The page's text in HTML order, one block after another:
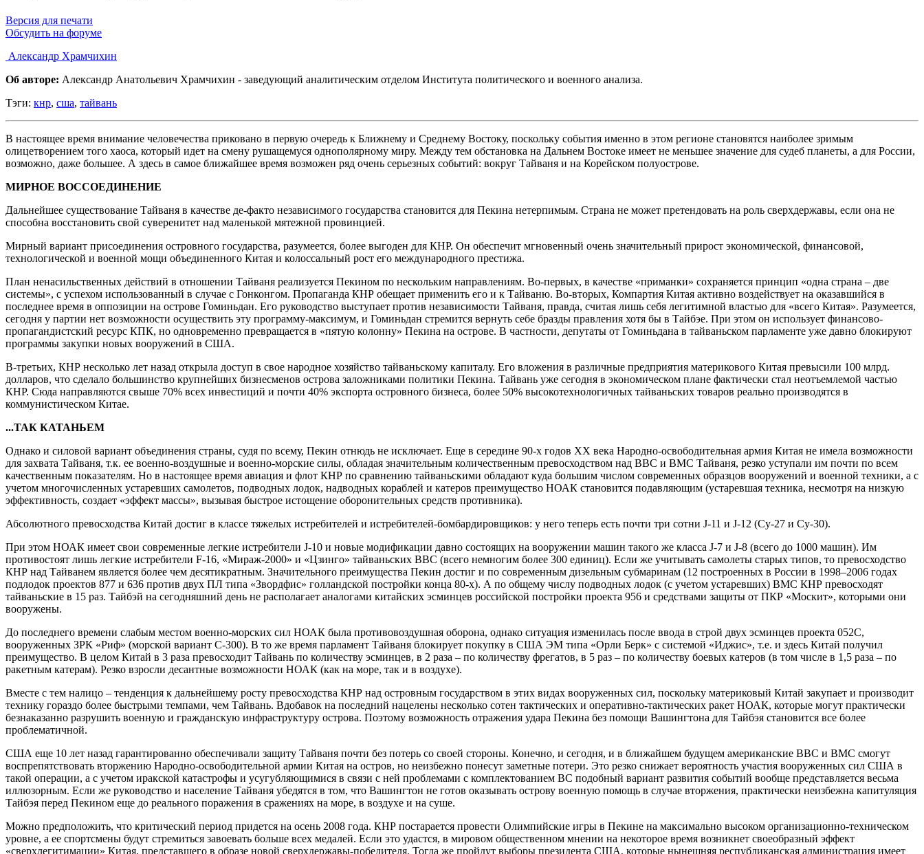
Версия для печати
Обсудить на форуме
Александр Храмчихин
Об авторе: Александр Анатольевич Храмчихин - заведующий аналитическим отделом Института политического и военного анализа.
Тэги: кнр, сша, тайвань
В настоящее время внимание человечества приковано в первую очередь к Ближнему и Среднему Востоку, поскольку события именно в этом регионе становятся наиболее зримым
олицетворением того хаоса, который идет на смену рушащемуся однополярному миру. Между тем обстановка на Дальнем Востоке имеет не меньшее значение для судеб планеты, а для России,
возможно, даже большее. А здесь в самое ближайшее время возможен ряд очень серьезных событий: вокруг Тайваня и на Корейском полуострове.
МИРНОЕ ВОССОЕДИНЕНИЕ
Дальнейшее существование Тайваня в качестве де-факто независимого государства становится для Пекина нетерпимым. Страна не может претендовать на роль сверхдержавы, если она не
способна восстановить свой суверенитет над маленькой мятежной провинцией.
Мирный вариант присоединения островного государства, разумеется, более выгоден для КНР. Он обеспечит мгновенный очень значительный прирост экономической, финансовой,
технологической и военной мощи объединенного Китая и колоссальный рост его международного престижа.
План ненасильственных действий в отношении Тайваня реализуется Пекином по нескольким направлениям. Во-первых, в качестве «приманки» сохраняется принцип «одна страна – две
системы», с успехом использованный в случае с Гонконгом. Пропаганда КНР обещает применить его и к Тайваню. Во-вторых, Компартия Китая активно воздействует на оказавшийся в
последнее время в оппозиции на острове Гоминьдан. Его руководство выступает против независимости Тайваня, правда, считая лишь себя легитимной властью для «всего Китая». Разумеется,
сегодня у партии нет возможности осуществить эту программу-максимум, и Гоминьдан стремится вернуть себе бразды правления хотя бы в Тайбэе. При этом он использует финансово-
пропагандистский ресурс КПК, но одновременно превращается в «пятую колонну» Пекина на острове. В частности, депутаты от Гоминьдана в тайваньском парламенте уже давно блокируют
программы закупки новых вооружений в США.
В-третьих, КНР несколько лет назад открыла доступ в свое народное хозяйство тайваньскому капиталу. Его вложения в различные предприятия материкового Китая превысили 100 млрд.
долларов, что сделало большинство крупнейших бизнесменов острова заложниками политики Пекина. Тайвань уже сегодня в экономическом плане фактически стал неотъемлемой частью
КНР. Сюда направляются свыше 70% всех инвестиций и почти 40% экспорта островного бизнеса, более 50% высокотехнологичных тайваньских товаров реально производятся в
коммунистическом Китае.
...ТАК КАТАНЬЕМ
Однако и силовой вариант объединения страны, судя по всему, Пекин отнюдь не исключает. Еще в середине 90-х годов ХХ века Народно-освободительная армия Китая не имела возможности
для захвата Тайваня, т.к. ее военно-воздушные и военно-морские силы, обладая значительным количественным превосходством над ВВС и ВМС Тайваня, резко уступали им почти по всем
качественным показателям. Но в настоящее время авиация и флот КНР по сравнению тайваньскими обладают куда большим числом современных образцов вооружений и военной техники, а с
учетом многочисленных устаревших самолетов, подводных лодок, надводных кораблей и катеров преимущество НОАК становится подавляющим (устаревшая техника, несмотря на низкую
эффективность, создает «эффект массы», вызывая быстрое истощение оборонительных средств противника).
Абсолютного превосходства Китай достиг в классе тяжелых истребителей и истребителей-бомбардировщиков: у него теперь есть почти три сотни J-11 и J-12 (Су-27 и Су-30).
При этом НОАК имеет свои современные легкие истребители J-10 и новые модификации давно состоящих на вооружении машин такого же класса J-7 и J-8 (всего до 1000 машин). Им
противостоят лишь легкие истребители F-16, «Мираж-2000» и «Цзинго» тайваньских ВВС (всего немногим более 300 единиц). Если же учитывать самолеты старых типов, то превосходство
КНР над Тайванем является более чем десятикратным. Значительного преимущества Пекин достиг и по современным дизельным субмаринам (12 построенных в России в 1998–2006 годах
подлодок проектов 877 и 636 против двух ПЛ типа «Звордфис» голландской постройки конца 80-х). А по общему числу подводных лодок (с учетом устаревших) ВМС КНР превосходят
тайваньские в 15 раз. Тайбэй на сегодняшний день не располагает аналогами китайских эсминцев российской постройки проекта 956 и средствами защиты от ПКР «Москит», которыми они
вооружены.
До последнего времени слабым местом военно-морских сил НОАК была противовоздушная оборона, однако ситуация изменилась после ввода в строй двух эсминцев проекта 052С,
вооруженных ЗРК «Риф» (морской вариант С-300). В то же время парламент Тайваня блокирует покупку в США ЭМ типа «Орли Берк» с системой «Иджис», т.е. и здесь Китай получил
преимущество. В целом Китай в 3 раза превосходит Тайвань по количеству эсминцев, в 2 раза – по количеству фрегатов, в 5 раз – по количеству боевых катеров (в том числе в 1,5 раза – по
ракетным катерам). Резко взросли десантные возможности НОАК (как на море, так и в воздухе).
Вместе с тем налицо – тенденция к дальнейшему росту превосходства КНР над островным государством в этих видах вооруженных сил, поскольку материковый Китай закупает и производит
технику гораздо более быстрыми темпами, чем Тайвань. Вдобавок на последний нацелены несколько сотен тактических и оперативно-тактических ракет НОАК, которые могут практически
безнаказанно разрушить военную и гражданскую инфраструктуру острова. Поэтому возможность отражения удара Пекина без помощи Вашингтона для Тайбэя становится все более
проблематичной.
США еще 10 лет назад гарантированно обеспечивали защиту Тайваня почти без потерь со своей стороны. Конечно, и сегодня, и в ближайшем будущем американские ВВС и ВМС смогут
воспрепятствовать вторжению Народно-освободительной армии Китая на остров, но неизбежно понесут заметные потери. Это резко снижает вероятность участия вооруженных сил США в
такой операции, а с учетом иракской катастрофы и усугубляющимися в связи с ней проблемами с комплектованием ВС подобный вариант развития событий вообще представляется весьма
иллюзорным. Если же руководство и население Тайваня убедятся в том, что Вашингтон не готов оказывать острову военную помощь в случае вторжения, практически неизбежна капитуляция
Тайбэя перед Пекином еще до реального поражения в сражениях на море, в воздухе и на суше.
Можно предположить, что критический период придется на осень 2008 года. КНР постарается провести Олимпийские игры в Пекине на максимально высоком организационно-техническом
уровне, а ее спортсмены будут стремиться завоевать больше всех медалей. Если это удастся, в мировом общественном мнении на некоторое время возникнет своеобразный эффект
«сверхлегитимации» Китая, представшего в образе новой сверхдержавы-победителя. Тогда же пройдут выборы президента США, которые нынешняя республиканская администрация имеет